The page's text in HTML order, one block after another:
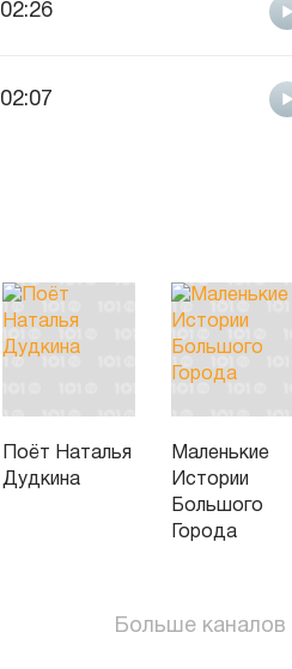
02:26
02:07
Поёт Наталья
Дудкина
Маленькие
Истории
Большого
Города
Больше каналов